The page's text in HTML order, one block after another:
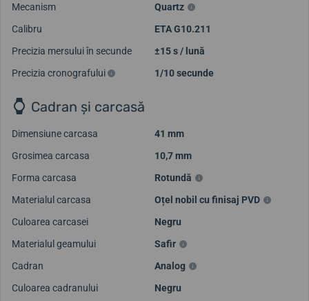
Mecanism
Quartz
Calibru
ETA G10.211
Precizia mersului în secunde
±15 s / lună
Precizia cronografului
1/10 secunde
Cadran și carcasă
Dimensiune carcasa
41 mm
Grosimea carcasa
10,7 mm
Forma carcasa
Rotundă
Materialul carcasa
Oțel nobil cu finisaj PVD
Culoarea carcasei
Negru
Materialul geamului
Safir
Cadran
Analog
Culoarea cadranului
Negru